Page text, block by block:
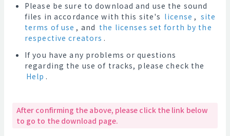
Please be sure to download and use the sound
files in accordance with this site's license , site
terms of use , and the licenses set forth by the
respective creators .
If you have any problems or questions
regarding the use of tracks, please check the
Help .
After confirming the above, please click the link below
to go to the download page.